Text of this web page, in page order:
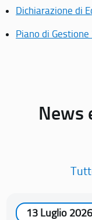
Dichiarazione di
Piano di
News
13 Luglio 2026